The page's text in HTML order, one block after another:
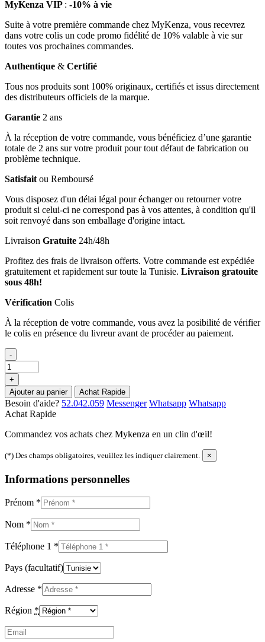
MyKenza VIP : -10% à vie
Suite à votre première commande chez MyKenza, vous recevrez
dans votre colis un code promo fidélité de 10% valable à vie sur
toutes vos prochaines commandes.
Authentique & Certifié
Tous nos produits sont 100% originaux, certifiés et issus directement
des distributeurs officiels de la marque.
Garantie 2 ans
À la réception de votre commande, vous bénéficiez d’une garantie
totale de 2 ans sur votre produit pour tout défaut de fabrication ou
problème technique.
Satisfait ou Remboursé
Vous disposez d'un délai légal pour échanger ou retourner votre
produit si celui-ci ne correspond pas à vos attentes, à condition qu'il
soit renvoyé dans son emballage d'origine intact.
Livraison Gratuite 24h/48h
Profitez des frais de livraison offerts. Votre commande est expédiée
gratuitement et rapidement sur toute la Tunisie. Livraison gratouite
sous 48h!
Vérification Colis
À la réception de votre commande, vous avez la posibilité de vérifier
le colis en présence du livreur avant de procéder au paiement.
-
+
Ajouter au panier
Achat Rapide
Besoin d'aide? 52.042.059 Messenger Whatsapp Whatsapp
Achat Rapide
Commandez vos achats chez Mykenza en un clin d'œil!
(*) Des champs obligatoires, veuillez les indiquer clairement. ×
Informations personnelles
Prénom *
Nom *
Téléphone 1 *
Pays (facultatif)
Adresse *
Région *
Email